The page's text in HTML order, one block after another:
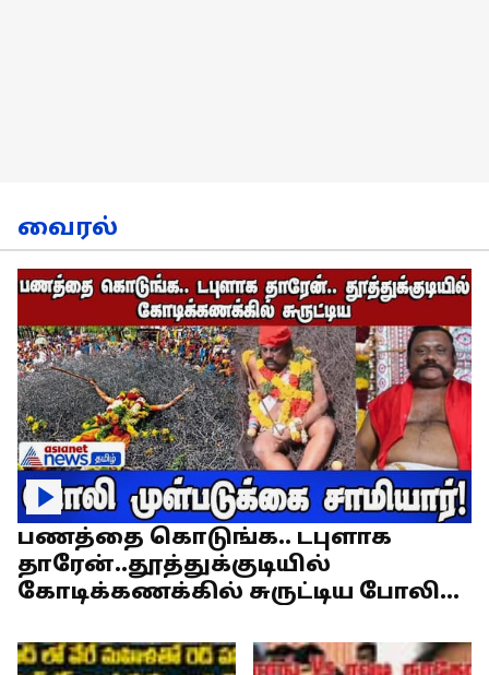
வைரல்
பணத்தை கொடுங்க.. டபுளாக
தாரேன்..தூத்துக்குடியில்
கோடிக்கணக்கில் சுருட்டிய போலி